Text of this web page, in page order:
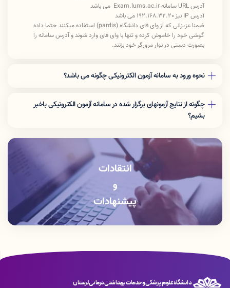
آدرس URL سامانه Exam.lums.ac.ir می باشد
آدرس IP نیز 192.168.32.20 می باشد
ضمنا عزیزانی که از وای فای دانشگاه (pardis) استفاده میکنند حتما داده
گوشی خود را خاموش کرده و تنها با وای فای وارد شوند و آدرس سامانه را
بصورت دستی در نوار مرورگر خود بزنند.
نحوه ورود به سامانه آزمون الکترونیکی چگونه می باشد؟
بنویسید و «ورود به آزمون» را بزنید.
چگونه از نتایج آزمونهای برگزار شده در سامانه آزمون الکترونیکی باخبر
بشیم؟
عبور» خود را وارد کرده و سپس کد امنیتی نمایش داده شده را بنویسید و «ورود به
پنل کاربری» را بزنید.
انتقادات
و
پیشنهادات
دانشگاه علوم پزشکی و خدمات بهداشتی درمانی لرستان